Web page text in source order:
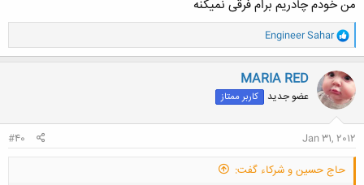
کلیک کنید تا باز شود...
من خودم چادریم برام فرقی نمیکنه
و
ا
ک
ن
ش
ه
ا
Engineer Sahar
MARIA RED
عضو جدید کاربر ممتاز
Jan 31, 2012
#40
حاج حسین و شرکاء گفت: